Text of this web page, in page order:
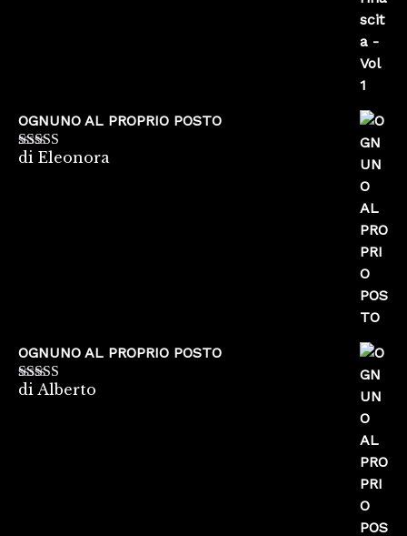
OGNUNO AL PROPRIO POSTO
Valutato5su
di Eleonora
OGNUNO AL PROPRIO POSTO
Valutato5su
di Alberto